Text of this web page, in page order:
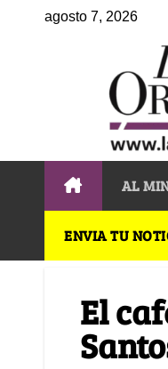
agosto 7, 2026
AL
ENVIA TU
El